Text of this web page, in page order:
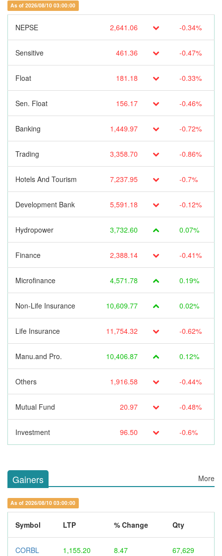
As of 2026/08/10 03:00:00
NEPSE 2,641.06 -0.34%
Sensitive 461.36 -0.47%
Float 181.18 -0.33%
Sen. Float 156.17 -0.46%
Banking 1,449.97 -0.72%
Trading 3,358.70 -0.86%
Hotels And Tourism 7,237.95 -0.7%
Development Bank 5,591.18 -0.12%
Hydropower 3,732.60 0.07%
Finance 2,388.14 -0.41%
Microfinance 4,571.78 0.19%
Non-Life Insurance 10,609.77 0.02%
Life Insurance 11,754.32 -0.62%
Manu.and Pro. 10,406.87 0.12%
Others 1,916.58 -0.44%
Mutual Fund 20.97 -0.48%
Investment 96.50 -0.6%
Gainers More
As of 2026/08/10 03:00:00
Symbol LTP % Change Qty
CORBL 1,155.20 8.47 67,629